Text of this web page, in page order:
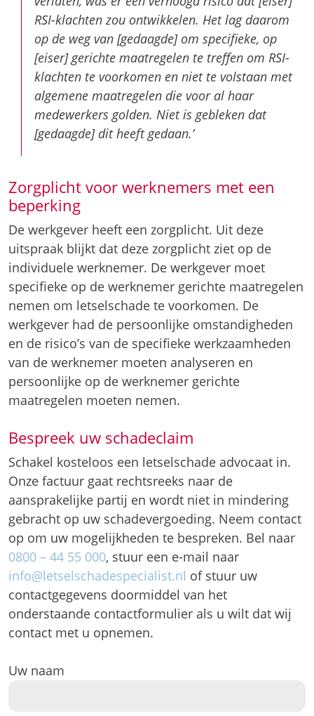
RSI-klachten zou ontwikkelen. Het lag daarom
op de weg van [gedaagde] om specifieke, op
[eiser] gerichte maatregelen te treffen om RSI-
klachten te voorkomen en niet te volstaan met
algemene maatregelen die voor al haar
medewerkers golden. Niet is gebleken dat
[gedaagde] dit heeft gedaan.’
Zorgplicht voor werknemers met een
beperking
De werkgever heeft een zorgplicht. Uit deze
uitspraak blijkt dat deze zorgplicht ziet op de
individuele werknemer. De werkgever moet
specifieke op de werknemer gerichte maatregelen
nemen om letselschade te voorkomen. De
werkgever had de persoonlijke omstandigheden
en de risico’s van de specifieke werkzaamheden
van de werknemer moeten analyseren en
persoonlijke op de werknemer gerichte
maatregelen moeten nemen.
Bespreek uw schadeclaim
Schakel kosteloos een letselschade advocaat in.
Onze factuur gaat rechtsreeks naar de
aansprakelijke partij en wordt niet in mindering
gebracht op uw schadevergoeding. Neem contact
op om uw mogelijkheden te bespreken. Bel naar
0800 – 44 55 000, stuur een e-mail naar
info@letselschadespecialist.nl of stuur uw
contactgegevens doormiddel van het
onderstaande contactformulier als u wilt dat wij
contact met u opnemen.
Uw naam